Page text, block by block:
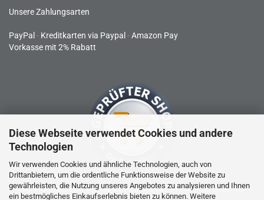
Diese Webseite verwendet Cookies und andere
Technologien
Wir verwenden Cookies und ähnliche Technologien, auch von
Drittanbietern, um die ordentliche Funktionsweise der Website zu
gewährleisten, die Nutzung unseres Angebotes zu analysieren und Ihnen
ein bestmögliches Einkaufserlebnis bieten zu können. Weitere
Unsere Zahlungsarten
PayPal - Kreditkarten via Paypal -Amazon Pay
Vorkasse mit 2% Rabatt
RC-Produkte sind kein Spielzeug und nicht für Kinder unter 14